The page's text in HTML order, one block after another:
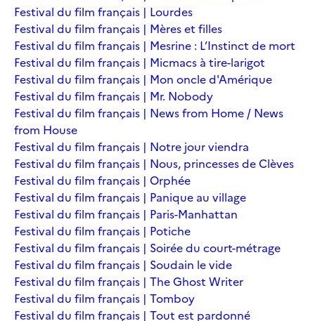
Festival du film français | Lourdes
Festival du film français | Mères et filles
Festival du film français | Mesrine : L’Instinct de mort
Festival du film français | Micmacs à tire-larigot
Festival du film français | Mon oncle d'Amérique
Festival du film français | Mr. Nobody
Festival du film français | News from Home / News
from House
Festival du film français | Notre jour viendra
Festival du film français | Nous, princesses de Clèves
Festival du film français | Orphée
Festival du film français | Panique au village
Festival du film français | Paris-Manhattan
Festival du film français | Potiche
Festival du film français | Soirée du court-métrage
Festival du film français | Soudain le vide
Festival du film français | The Ghost Writer
Festival du film français | Tomboy
Festival du film français | Tout est pardonné